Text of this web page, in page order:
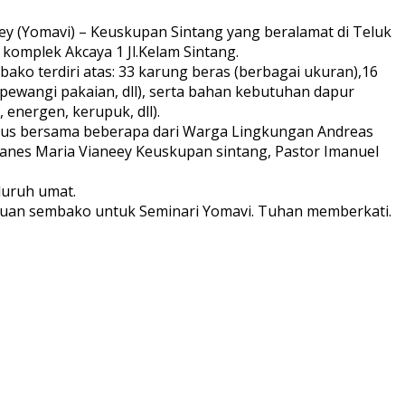
(Yomavi) – Keuskupan Sintang yang beralamat di Teluk
Akcaya 1 Jl.Kelam Sintang.
terdiri atas: 33 karung beras (berbagai ukuran),16
pakaian, dll), serta bahan kebutuhan dapur
energen, kerupuk, dll).
bersama beberapa dari Warga Lingkungan Andreas
Maria Vianeey Keuskupan sintang, Pastor Imanuel
umat.
sembako untuk Seminari Yomavi. Tuhan memberkati.